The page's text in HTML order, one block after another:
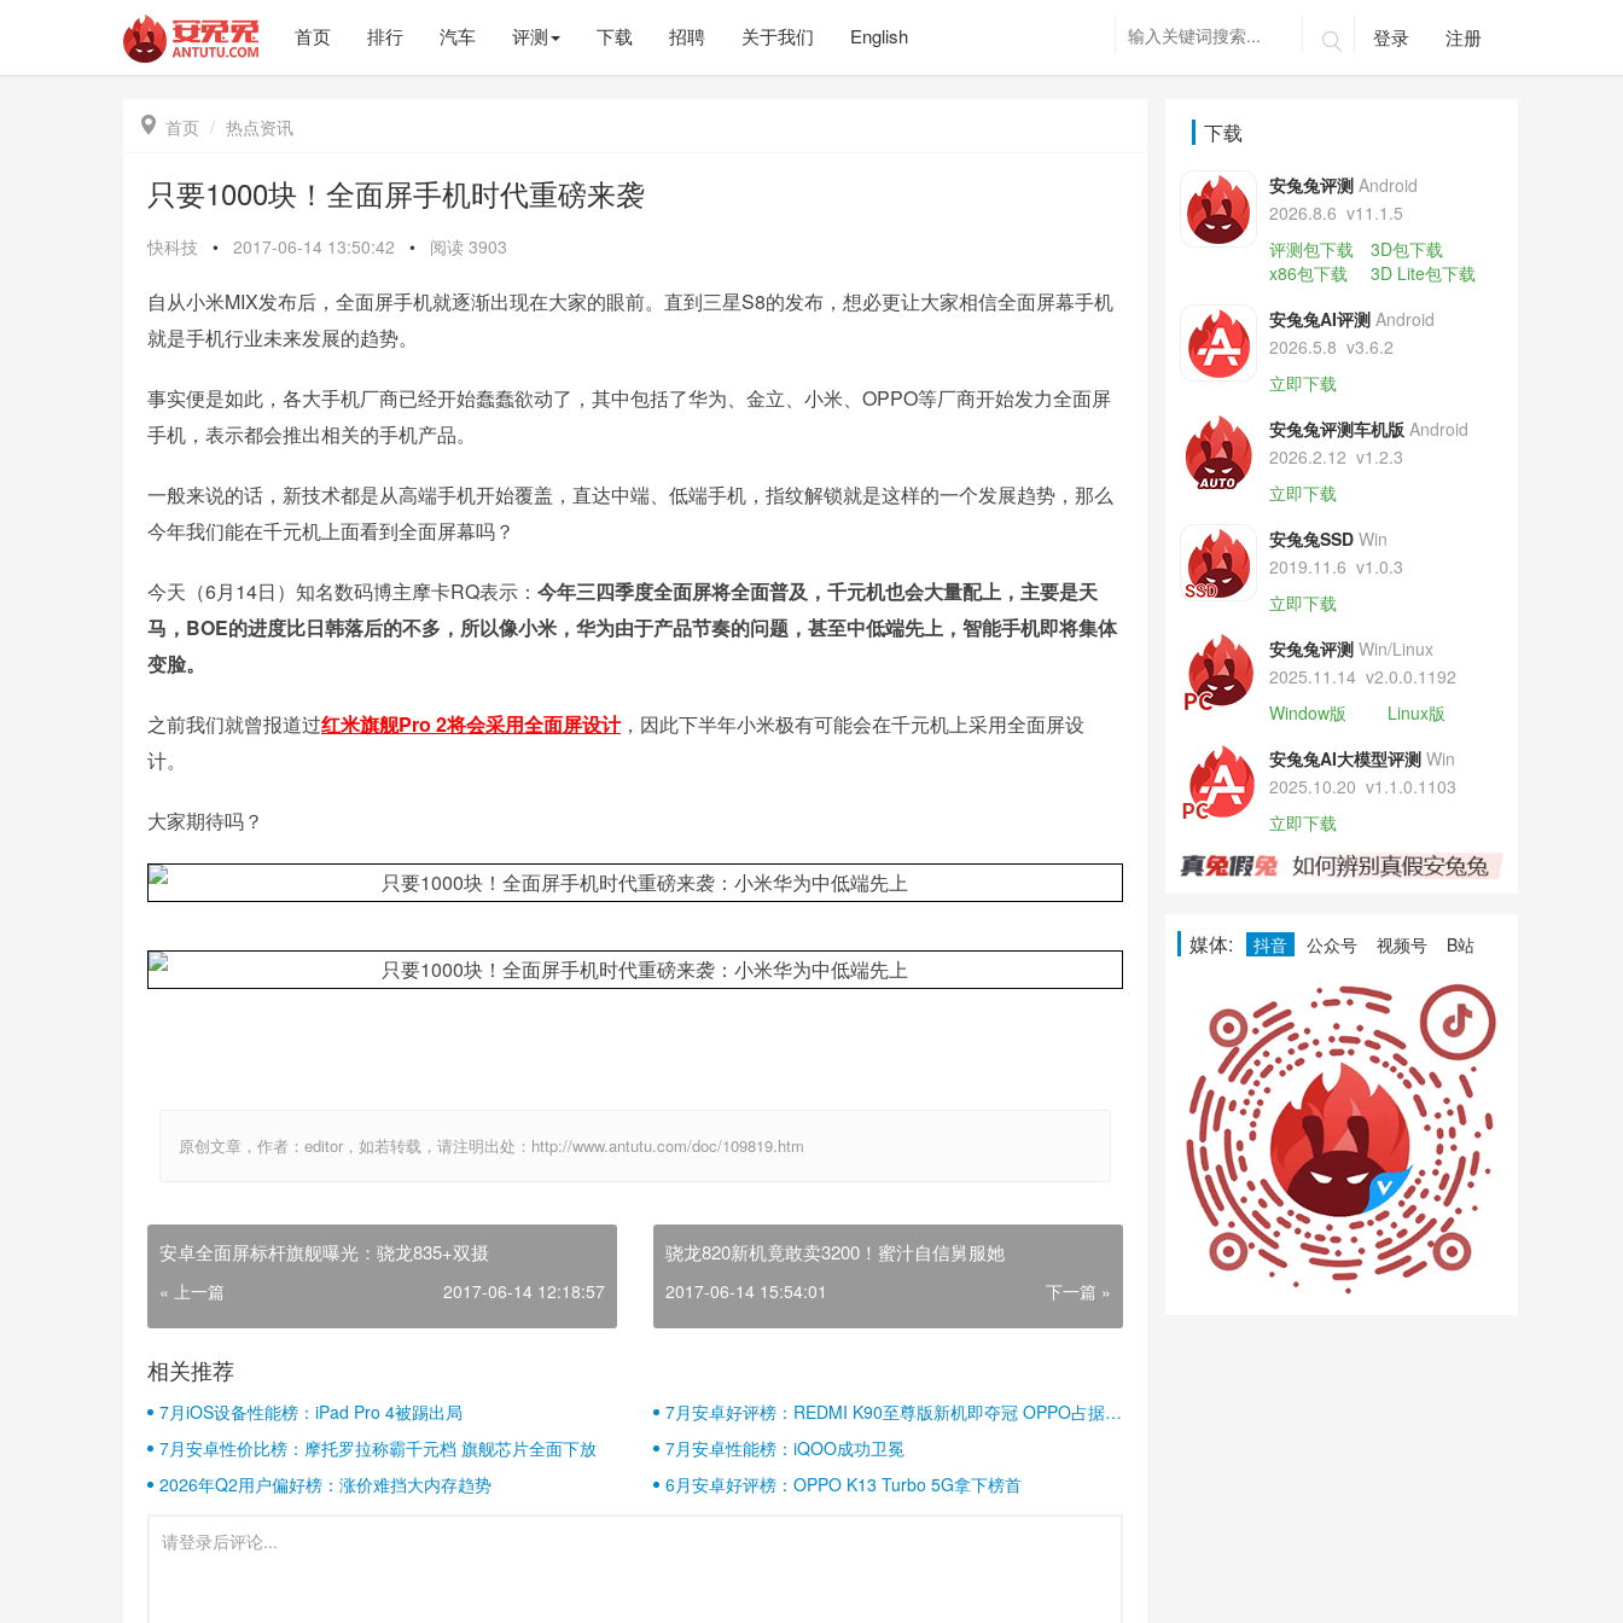
首页 排行 汽车 评测 下载 招聘 关于我们 English  登录 注册
 首页 热点资讯
只要1000块！全面屏手机时代重磅来袭
快科技 • 2017-06-14 13:50:42 • 阅读 3903
自从小米MIX发布后，全面屏手机就逐渐出现在大家的眼前。直到三星S8的发布，想必更让大家相信全面屏幕手机
就是手机行业未来发展的趋势。
事实便是如此，各大手机厂商已经开始蠢蠢欲动了，其中包括了华为、金立、小米、OPPO等厂商开始发力全面屏
手机，表示都会推出相关的手机产品。
一般来说的话，新技术都是从高端手机开始覆盖，直达中端、低端手机，指纹解锁就是这样的一个发展趋势，那么
今年我们能在千元机上面看到全面屏幕吗？
今天（6月14日）知名数码博主摩卡RQ表示： 今年三四季度全面屏将全面普及，千元机也会大量配上，主要是天
马，BOE的进度比日韩落后的不多，所以像小米，华为由于产品节奏的问题，甚至中低端先上，智能手机即将集体
变脸。
之前我们就曾报道过红米旗舰Pro 2将会采用全面屏设计，因此下半年小米极有可能会在千元机上采用全面屏设
计。
大家期待吗？
原创文章，作者：editor，如若转载，请注明出处：http://www.antutu.com/doc/109819.htm
安卓全面屏标杆旗舰曝光：骁龙835+双摄
« 上一篇 2017-06-14 12:18:57
骁龙820新机竟敢卖3200！蜜汁自信舅服她
2017-06-14 15:54:01 下一篇 »
相关推荐
7月iOS设备性能榜：iPad Pro 4被踢出局
7月安卓好评榜：REDMI K90至尊版新机即夺冠 OPPO占据半
壁江山
7月安卓性价比榜：摩托罗拉称霸千元档 旗舰芯片全面下放
7月安卓性能榜：iQOO成功卫冕
2026年Q2用户偏好榜：涨价难挡大内存趋势
6月安卓好评榜：OPPO K13 Turbo 5G拿下榜首
下载
安兔兔评测 Android
2026.8.6 v11.1.5
评测包下载
3D包下载
x86包下载
3D Lite包下载
安兔兔AI评测 Android
2026.5.8 v3.6.2
立即下载
安兔兔评测车机版 Android
2026.2.12 v1.2.3
立即下载
安兔兔SSD Win
2019.11.6 v1.0.3
立即下载
安兔兔评测 Win/Linux
2025.11.14 v2.0.0.1192
Window版
Linux版
安兔兔AI大模型评测 Win
2025.10.20 v1.1.0.1103
立即下载
媒体: 抖音 公众号 视频号 B站